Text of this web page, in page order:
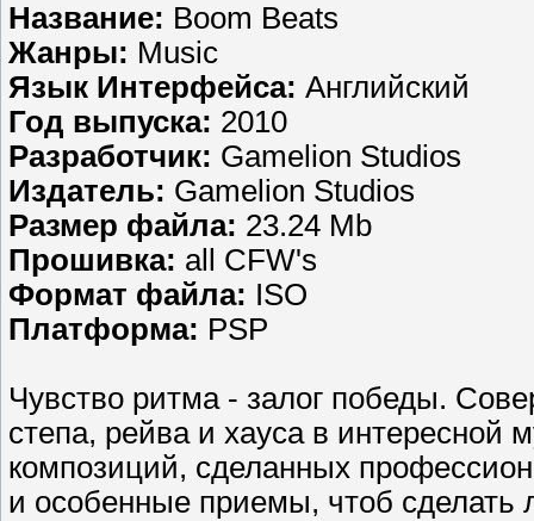
Название: Boom Beats
Жанры: Music
Язык Интерфейса: Английский
Год выпуска: 2010
Разработчик: Gamelion Studios
Издатель: Gamelion Studios
Размер файла: 23.24 Mb
Прошивка: all CFW's
Формат файла: ISO
Платформа: PSP
Чувство ритма - залог победы.
степа, рейва и хауса в интересной
композиций, сделанных
и особенные приемы, чтоб сделать